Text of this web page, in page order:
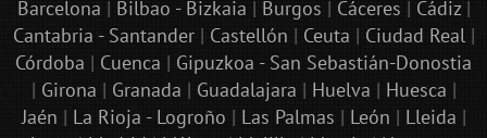
Barcelona | Bilbao - Bizkaia | Burgos | Cáceres | Cádiz|
Cantabria - Santander| Castellón | Ceuta | Ciudad Real|
Córdoba | Cuenca | Gipuzkoa - San Sebastián-Donostia
| Girona | Granada | Guadalajara | Huelva | Huesca |
Jaén | La Rioja - Logroño | Las Palmas | León | Lleida |